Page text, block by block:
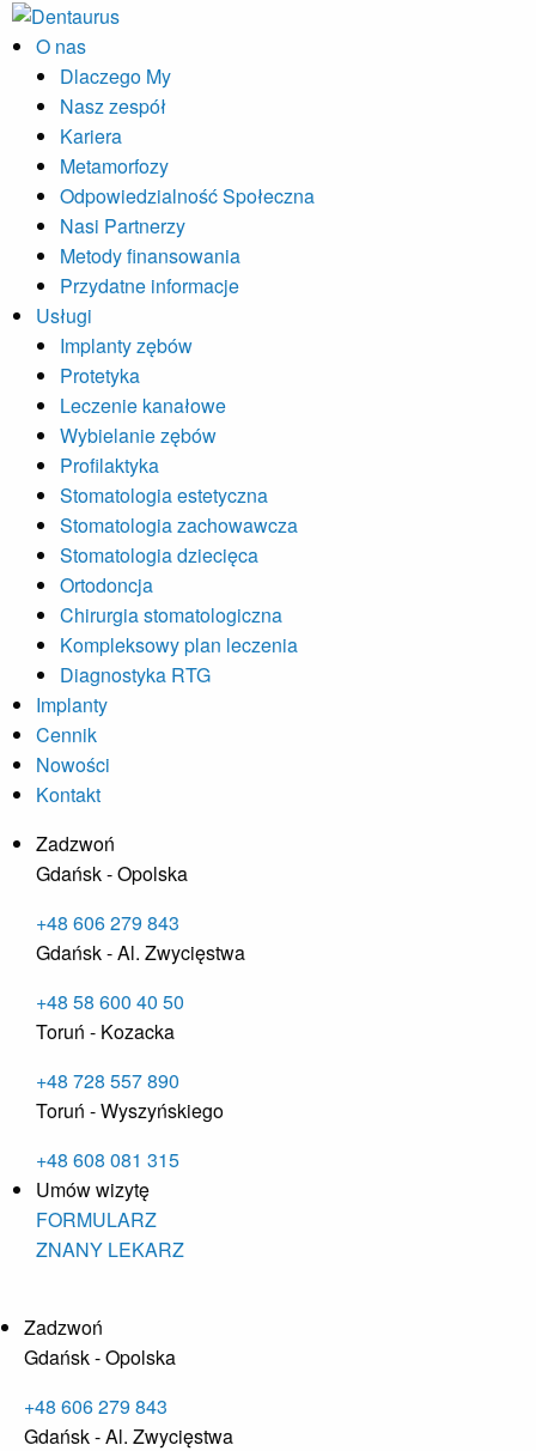
O nas
Dlaczego My
Nasz zespół
Kariera
Metamorfozy
Odpowiedzialność Społeczna
Nasi Partnerzy
Metody finansowania
Przydatne informacje
Usługi
Implanty zębów
Protetyka
Leczenie kanałowe
Wybielanie zębów
Profilaktyka
Stomatologia estetyczna
Stomatologia zachowawcza
Stomatologia dziecięca
Ortodoncja
Chirurgia stomatologiczna
Kompleksowy plan leczenia
Diagnostyka RTG
Implanty
Cennik
Nowości
Kontakt
Zadzwoń
Gdańsk - Opolska
+48 606 279 843
Gdańsk - Al. Zwycięstwa
+48 58 600 40 50
Toruń - Kozacka
+48 728 557 890
Toruń - Wyszyńskiego
+48 608 081 315
Umów wizytę
FORMULARZ
ZNANY LEKARZ
Zadzwoń
Gdańsk - Opolska
+48 606 279 843
Gdańsk - Al. Zwycięstwa